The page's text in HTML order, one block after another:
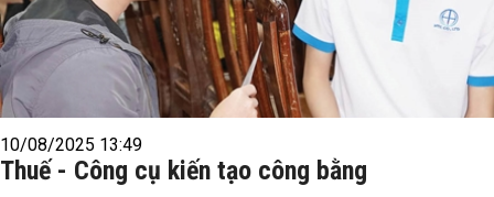
10/08/2025 13:49
Thuế - Công cụ kiến tạo công bằng